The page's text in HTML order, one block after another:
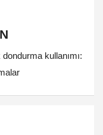
kullanımı: